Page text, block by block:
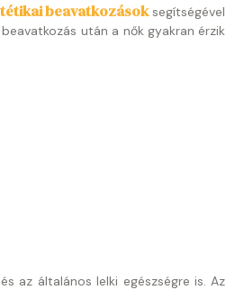
beavatkozásoksegítségével
után a nők gyakran érzik
az általános lelki egészségre is. Az